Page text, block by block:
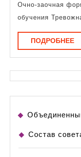
Очно-заочная
обучения
ПОДРОБНЕЕ
Состав